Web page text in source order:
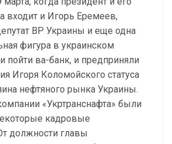
входит и Игорь Еремеев,
ВР Украины и еще одна
фигура в украинском
пойти ва-банк, и предприняли
Игоря Коломойского статуса
нефтяного рынка Украины.
«Укртранснафта» были
кадровые
должности главы